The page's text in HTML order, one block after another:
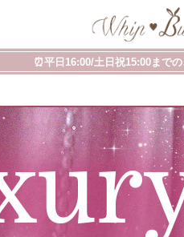
⏰平日16:00/土日祝15:00まで